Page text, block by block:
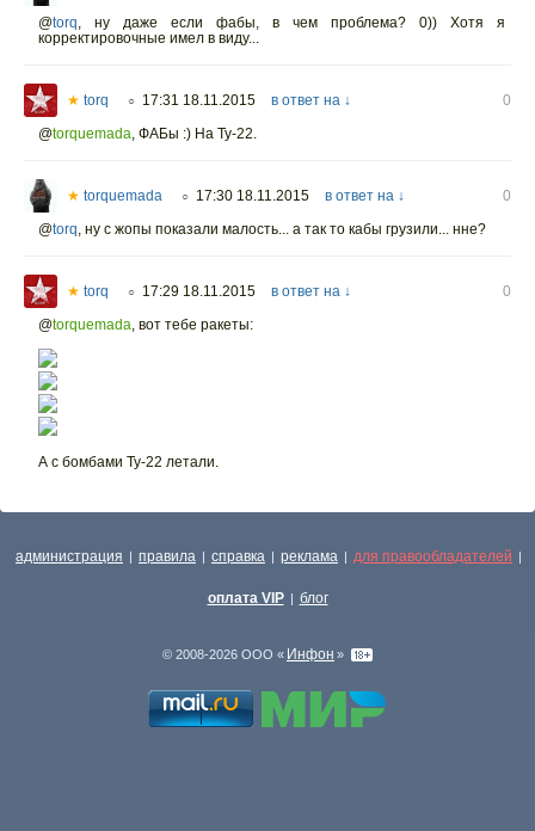
@torq, ну даже если фабы, в чем проблема? 0)) Хотя я
корректировочные имел в виду...
★ torq ○ 17:31 18.11.2015 в ответ на ↓
0
@torquemada, ФАБы :) На Ту-22.
★ torquemada ○ 17:30 18.11.2015 в ответ на ↓
0
@torq, ну с жопы показали малость... а так то кабы грузили... нне?
★ torq ○ 17:29 18.11.2015 в ответ на ↓
0
@torquemada, вот тебе ракеты:
А с бомбами Ту-22 летали.
администрация | правила | справка | реклама | для правообладателей |
оплата VIP | блог
© 2008-2026 ООО « Инфон »